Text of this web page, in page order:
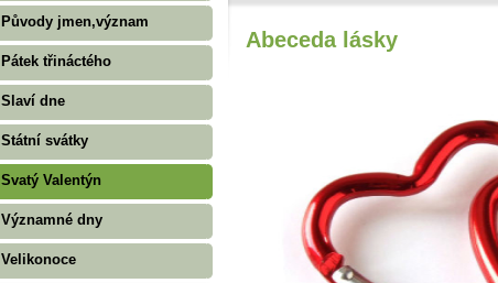
Původy jmen,význam
Pátek třináctého
Slaví dne
Státní svátky
Svatý Valentýn
Významné dny
Velikonoce
Abeceda lásky